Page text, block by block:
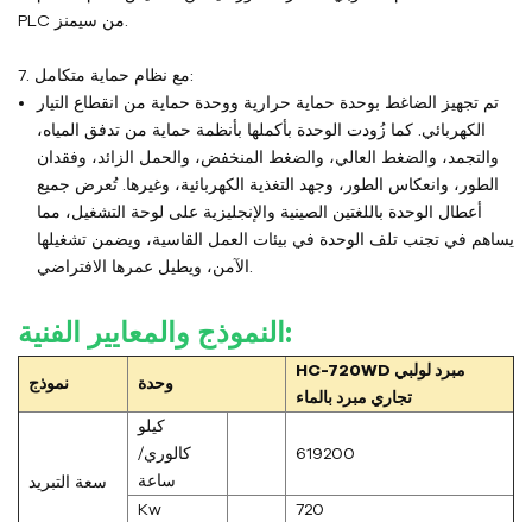
7. مع نظام حماية متكامل:
تم تجهيز الضاغط بوحدة حماية حرارية ووحدة حماية من انقطاع التيار
الكهربائي. كما زُودت الوحدة بأكملها بأنظمة حماية من تدفق المياه،
والتجمد، والضغط العالي، والضغط المنخفض، والحمل الزائد، وفقدان
الطور، وانعكاس الطور، وجهد التغذية الكهربائية، وغيرها. تُعرض جميع
أعطال الوحدة باللغتين الصينية والإنجليزية على لوحة التشغيل، مما
يساهم في تجنب تلف الوحدة في بيئات العمل القاسية، ويضمن تشغيلها
النموذج والمعايير الفنية:
نموذج وحدة
HC-720WD مبرد لولبي
تجاري مبرد بالماء
سعة التبريد
كيلو
كالوري/
ساعة
619200
Kw 720